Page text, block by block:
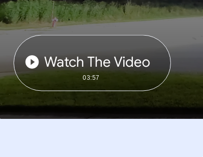
Watch The Video
03:57